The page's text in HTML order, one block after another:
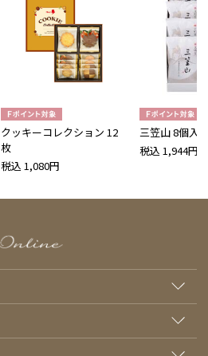
クッキーコレクション 12
枚
税込 1,080円
三笠山 8個入
税込 1,944円